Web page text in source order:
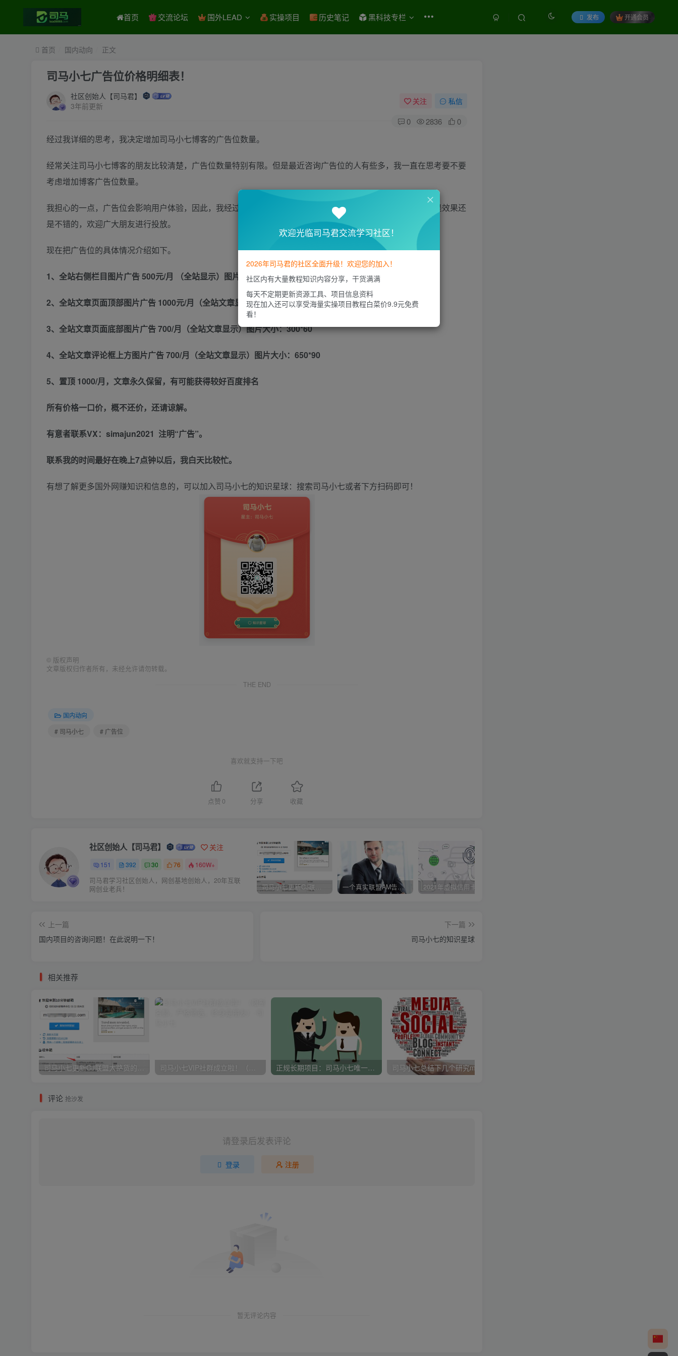
首页 交流论坛 国外LEAD 实操项目 历史笔记 黑科技专栏 发布 开通会员
首页 国内动向 正文
司马小七广告位价格明细表！
社区创始人【司马君】
3年前更新
关注 私信
0 2836 0
经过我详细的思考，我决定增加司马小七博客的广告位数量。
经常关注司马小七博客的朋友比较清楚，广告位数量特别有限。但是最近咨询广告位的人有些多，我一直在思考要不要
考虑增加博客广告位数量。
我担心的一点，广告位会影响用户体验，因此，我经过深思熟虑，决定开放一些不影响用户体验的广告位，但是效果还
是不错的，欢迎广大朋友进行投放。
现在把广告位的具体情况介绍如下。
1、全站右侧栏目图片广告 500元/月 （全站显示）图片大小：250*250
2、全站文章页面顶部图片广告 1000元/月（全站文章显示）图片大小：650*90
3、全站文章页面底部图片广告 700/月（全站文章显示）图片大小：300*60
4、全站文章评论框上方图片广告 700/月（全站文章显示）图片大小：650*90
5、置顶 1000/月，文章永久保留，有可能获得较好百度排名
所有价格一口价，概不还价，还请谅解。
有意者联系VX：simajun2021 注明“广告”。
联系我的时间最好在晚上7点钟以后，我白天比较忙。
有想了解更多国外网赚知识和信息的，可以加入司马小七的知识星球：搜索司马小七或者下方扫码即可！
© 版权声明
文章版权归作者所有，未经允许请勿转载。
THE END
国内动向
# 司马小七
# 广告位
喜欢就支持一下吧
点赞 0 分享 收藏
社区创始人【司马君】 关注
151 392 30 76 160W+
司马君学习社区创始人，网创基地创始人，20年互联
网创业老兵！
司马小七更新CJ联盟大路货的新版注册教程！ 一个真实联盟AM告诉你选择OFFER的技巧！
上一篇
国内项目的咨询问题！在此说明一下！
下一篇
司马小七的知识星球
相关推荐
正规长期项目：司马小七唯一担保推荐搬砖项目（长期招人），小白新人专供福利！
评论 抢沙发
请登录后发表评论
登录 注册
暂无评论内容
欢迎光临司马君交流学习社区！
2026年司马君的社区全面升级！欢迎您的加入！
社区内有大量教程知识内容分享，干货满满
每天不定期更新资源工具、项目信息资料
现在加入还可以享受海量实操项目教程白菜价9.9元免费
看！